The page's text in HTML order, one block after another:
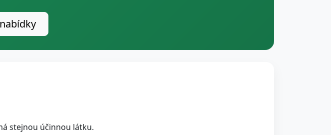
stejnou účinnou látku.